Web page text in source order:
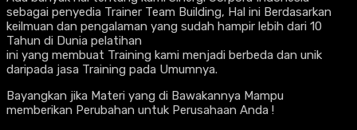
sebagai penyedia Trainer Team Building, Hal ini Berdasarkan
keilmuan dan pengalaman yang sudah hampir lebih dari 10
Tahun di Dunia pelatihan
ini yang membuat Training kami menjadi berbeda dan unik
daripada jasa Training pada Umumnya.
Bayangkan jika Materi yang di Bawakannya Mampu
memberikan Perubahan untuk Perusahaan Anda !